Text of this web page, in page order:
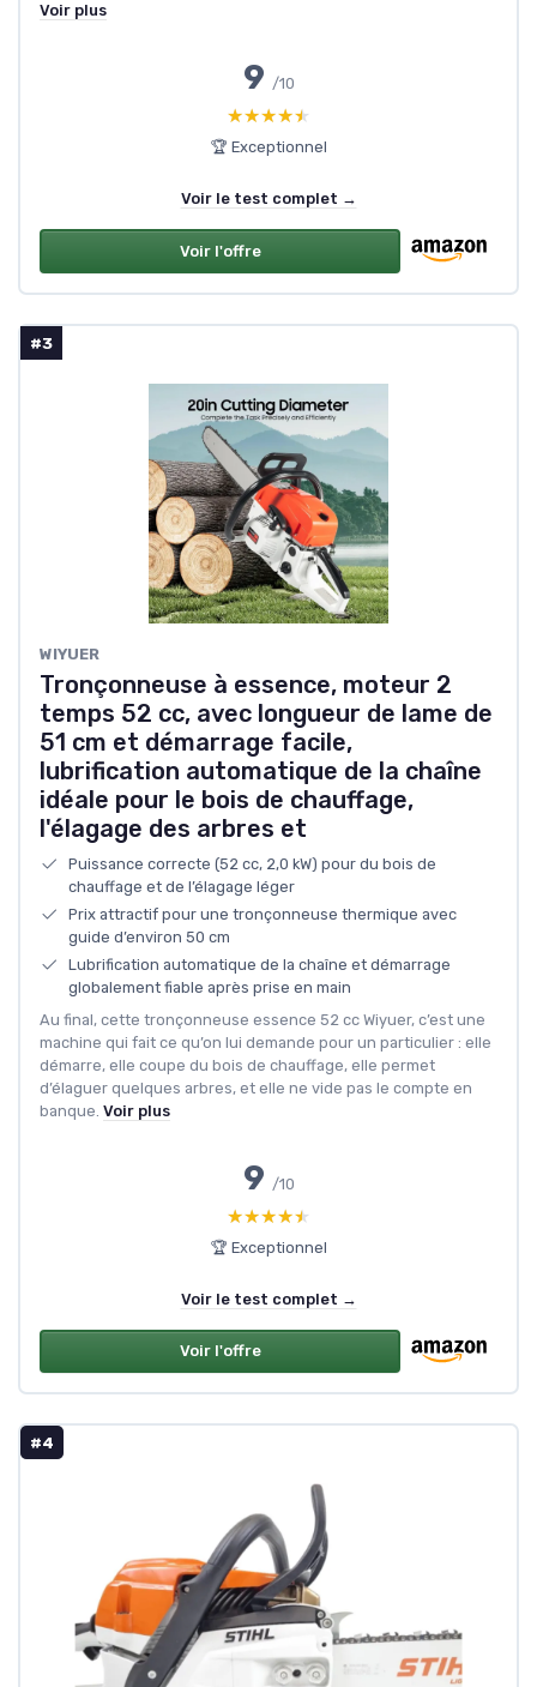
Voir plus
9 /10
★★★★★
★★★★★
🏆 Exceptionnel
Voir le test complet →
Voir l'offre
#3
WIYUER
Tronçonneuse à essence, moteur 2
temps 52 cc, avec longueur de lame de
51 cm et démarrage facile,
lubrification automatique de la chaîne
idéale pour le bois de chauffage,
l'élagage des arbres et
Puissance correcte (52 cc, 2,0 kW) pour du bois de
chauffage et de l’élagage léger
Prix attractif pour une tronçonneuse thermique avec
guide d’environ 50 cm
Lubrification automatique de la chaîne et démarrage
globalement fiable après prise en main
Au final, cette tronçonneuse essence 52 cc Wiyuer, c’est une
machine qui fait ce qu’on lui demande pour un particulier : elle
démarre, elle coupe du bois de chauffage, elle permet
d’élaguer quelques arbres, et elle ne vide pas le compte en
banque. Voir plus
9 /10
★★★★★
★★★★★
🏆 Exceptionnel
Voir le test complet →
Voir l'offre
#4